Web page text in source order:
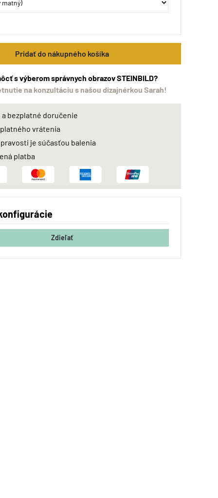
Pridať do nákupného košíka
s výberom správnych obrazov STEINBILD?
na konzultáciu s našou dizajnérkou Sarah!
bezplatné doručenie
vrátenia
je súčasťou balenia
platba
Zdieľať